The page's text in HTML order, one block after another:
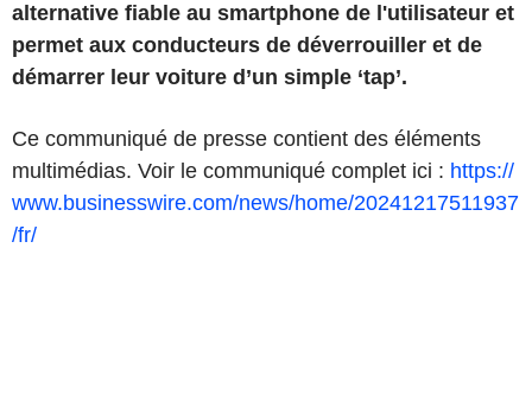
alternative fiable au smartphone de l'utilisateur et
permet aux conducteurs de déverrouiller et de
démarrer leur voiture d’un simple ‘tap’.
Ce communiqué de presse contient des éléments
multimédias. Voir le communiqué complet ici : https://
www.businesswire.com/news/home/20241217511937
/fr/